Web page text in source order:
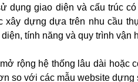
dụng giao diện và cấu trúc
xây dựng dựa trên nhu cầu
tính năng và quy trình vận
rộng hệ thống lâu dài hoặc
so với các mẫu website dựng